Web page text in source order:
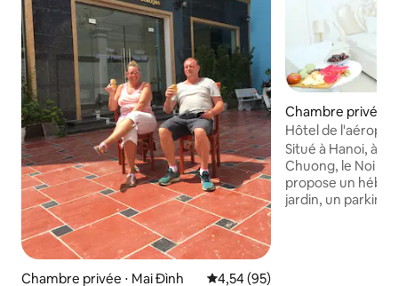
Chambre privée ⋅ Mai Đình Évaluation moyenne sur la
4,54 (95)
Chambre privée ⋅
Hôtel de
Situé à Hanoi, à
Chuong, le Noi
propose un
jardin, un parking